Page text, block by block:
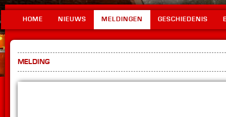
HOME NIEUWS MELDINGEN GESCHIEDENIS
MELDING